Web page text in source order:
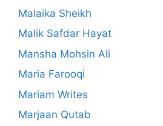
Malaika Sheikh
Malik Safdar Hayat
Mansha Mohsin Ali
Maria Farooqi
Mariam Writes
Marjaan Qutab